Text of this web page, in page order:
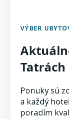
VÝBER
Tatrách
Ponuky sú
a každý
poradím